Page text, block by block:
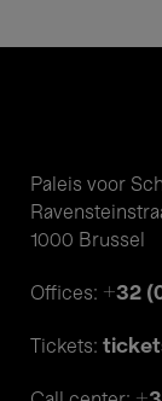
Paleis voor
1000 Brussel
Offices: +32
Tickets: